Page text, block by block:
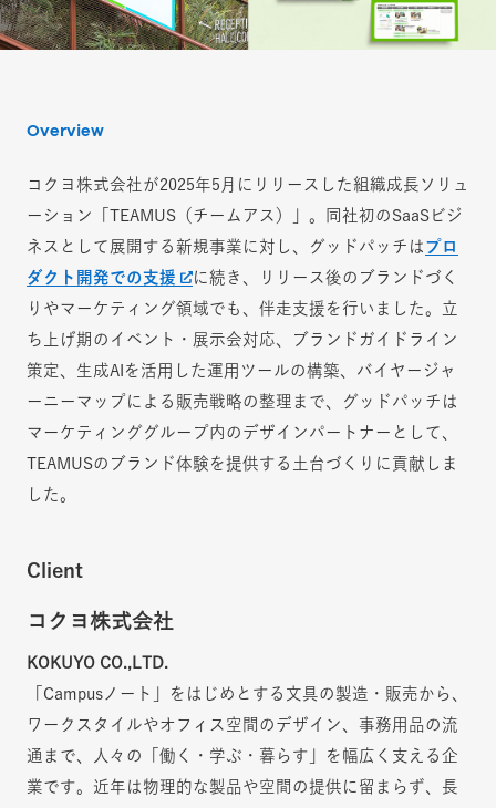
Overview
コクヨ株式会社が2025年5月にリリースした組織成長ソリュ
ーション「TEAMUS（チームアス）」。同社初のSaaSビジ
ネスとして展開する新規事業に対し、グッドパッチは プロ
ダクト開発での支援
に続き、リリース後のブランドづく
りやマーケティング領域でも、伴走支援を行いました。立
ち上げ期のイベント・展示会対応、ブランドガイドライン
策定、生成AIを活用した運用ツールの構築、バイヤージャ
ーニーマップによる販売戦略の整理まで、グッドパッチは
マーケティンググループ内のデザインパートナーとして、
TEAMUSのブランド体験を提供する土台づくりに貢献しま
した。
Client
コクヨ株式会社
KOKUYO CO.,LTD.
「Campusノート」をはじめとする文具の製造・販売から、
ワークスタイルやオフィス空間のデザイン、事務用品の流
通まで、人々の「働く・学ぶ・暮らす」を幅広く支える企
業です。近年は物理的な製品や空間の提供に留まらず、長